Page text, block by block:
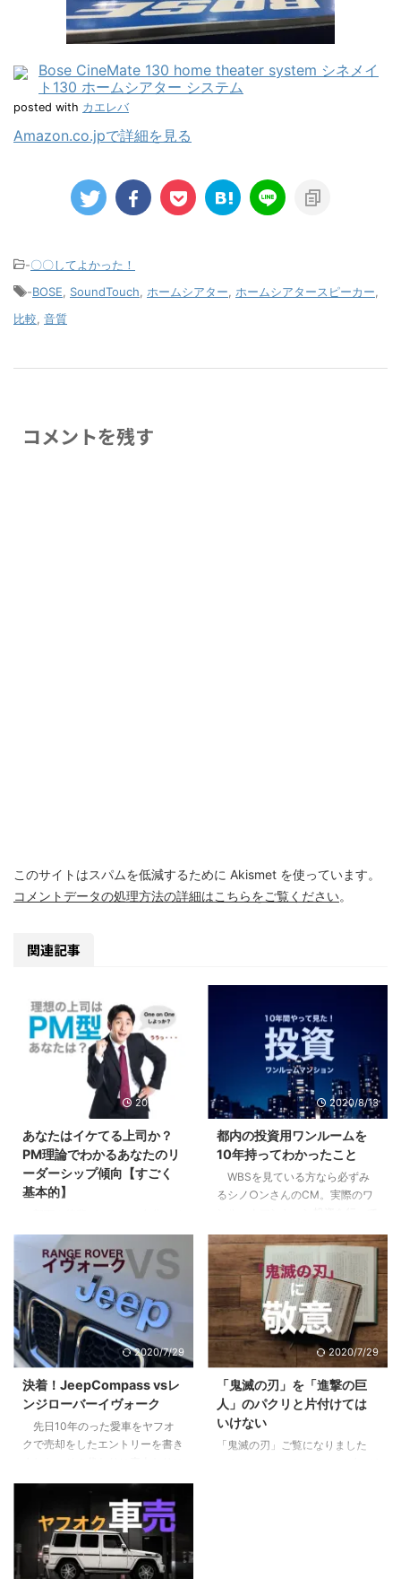
Bose CineMate 130 home theater system シネメイ
ト130 ホームシアター システム
posted with カエレバ
Amazon.co.jpで詳細を見る
-〇〇してよかった！
-BOSE SoundTouch ホームシアター ホームシアタースピーカー
比較 音質
コメントを残す
このサイトはスパムを低減するために Akismet を使っています。
コメントデータの処理方法の詳細はこちらをご覧ください。
関連記事
2020/9/10
あなたはイケてる上司か？
PM理論でわかるあなたのリ
ーダーシップ傾向【すごく
基本的】
ーダーシップはあるのか疑問に思
ったり、不安になったはしていま
せんか？自分はイケてるリーダー
なのか？違うのか？気になってし
まったり。 まずはあなたの行動
特性から現在の特徴を見て見まし
ょう。 目次1 PM理論でわかるあ
なたのリーダーシップ【まずはこ
れだけは知っておこう】2 pM型
のあなたは、自己マン注意報3
Pm型のあなたは、無理にPM目指
さなくていいかも4 pm型のあな
た、大丈夫。これから楽しめる5
ーとしての次の次元へ6 ご自分の
PM型を診断して ...
2020/8/13
都内の投資用ワンルームを
10年持ってわかったこと
WBSを見ている方なら必ずみ
るシノ○ンさんのCM。実際のワ
が多少なりとも参考になればと思
います。 目次1 先日売り先が見つ
かり200万くらい儲かった2 「時
間を資産に変える投資」という妙
味3 僕が10年持って手放した３つ
の理由3.1 全ては自分には返って
こないリターン3.2 節税効果とい
くないが、減らすことができにく
い4 やってよかったと思う２つの
こと4.1 税制や資産運用の勉強に
なる。自分で持つのは全然違う。
2020/7/29
決着！JeepCompass vsレ
ンジローバーイヴォーク
先日10年のった愛車をヤフオ
クで売却をしたエントリーを書き
で感想をお伝えします。 目次1 前
提、僕は車選びの素人です2 車は
出不精な僕をアクティブにしてく
れた3 JeepCompassを選んだ３
つの理由3.1 レンジローバーイヴ
2020/7/29
「鬼滅の刃」を「進撃の巨
人」のパクリと片付けては
いけない
「鬼滅の刃」ご覧になりました